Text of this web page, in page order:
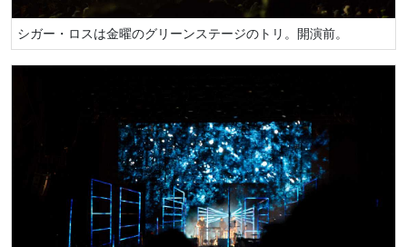
シガー・ロスは金曜のグリーンステージのトリ。開演前。